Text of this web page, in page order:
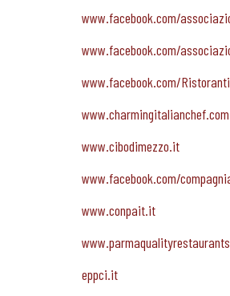
www.facebook.com/
www.facebook.com/
www.facebook.com/
www.charmingitalianchef.com
www.cibodimezzo.it
www.facebook.com/
www.conpait.it
eppci.it